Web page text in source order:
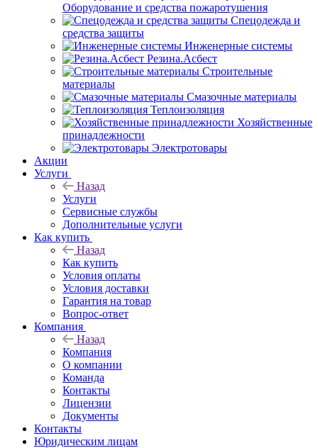
Оборудование и средства пожаротушения
Спецодежда и
средства защиты
Инженерные системы
Резина.Асбест
Строительные
материалы
Смазочные материалы
Теплоизоляция
Хозяйственные
принадлежности
Электротовары
Акции
Услуги
Назад
Услуги
Сервисные службы
Дополнительные услуги
Как купить
Назад
Как купить
Условия оплаты
Условия доставки
Гарантия на товар
Вопрос-ответ
Компания
Назад
Компания
О компании
Команда
Контакты
Лицензии
Документы
Контакты
Юридическим лицам